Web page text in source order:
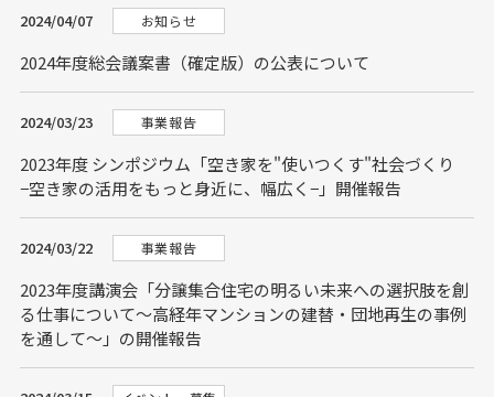
2024/04/07 お知らせ
2024年度総会議案書（確定版）の公表について
2024/03/23 事業報告
2023年度 シンポジウム「空き家を"使いつくす"社会づくり
−空き家の活用をもっと身近に、幅広く−」開催報告
2024/03/22 事業報告
2023年度講演会「分譲集合住宅の明るい未来への選択肢を創
る仕事について～高経年マンションの建替・団地再生の事例
を通して～」の開催報告